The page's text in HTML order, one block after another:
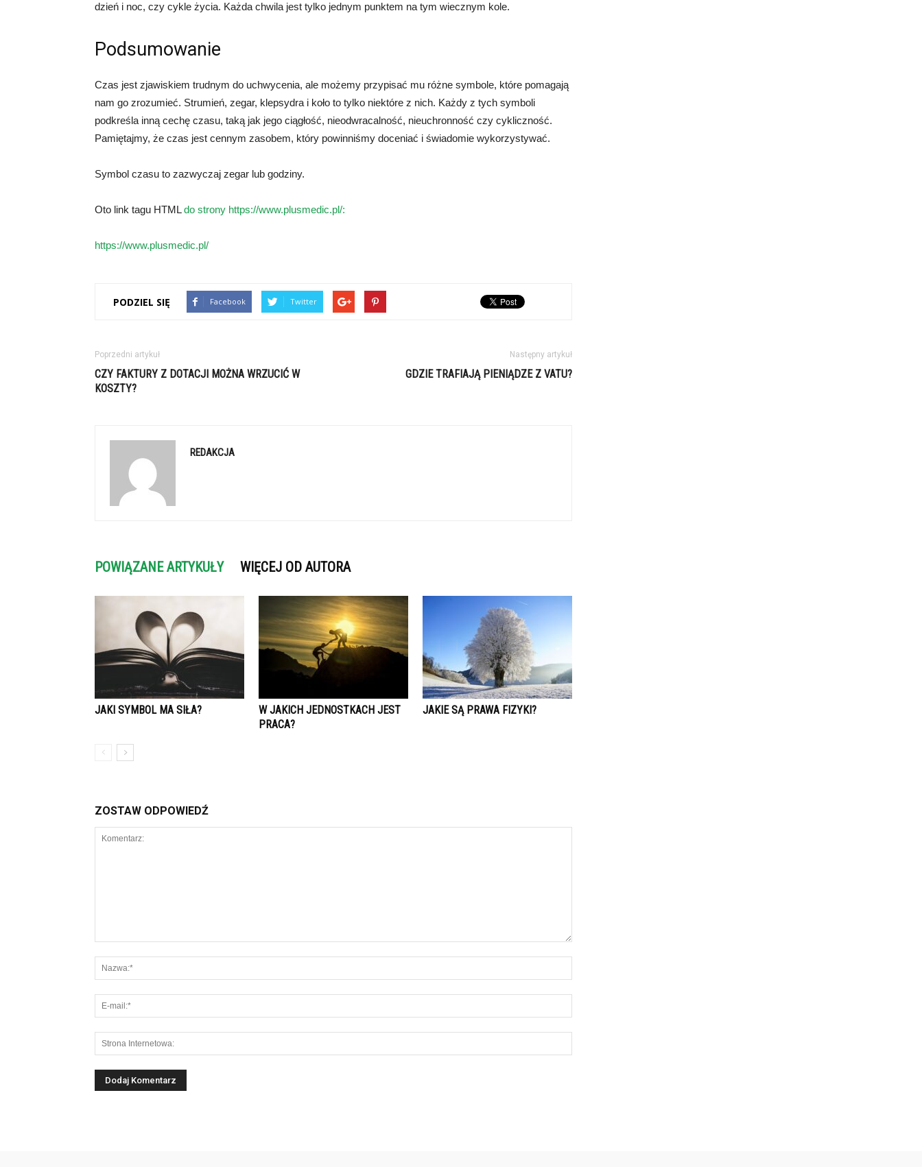
dzień i noc, czy cykle życia. Każda chwila jest tylko jednym punktem na tym wiecznym kole.
Podsumowanie
Czas jest zjawiskiem trudnym do uchwycenia, ale możemy przypisać mu różne symbole, które pomagają
nam go zrozumieć. Strumień, zegar, klepsydra i koło to tylko niektóre z nich. Każdy z tych symboli
podkreśla inną cechę czasu, taką jak jego ciągłość, nieodwracalność, nieuchronność czy cykliczność.
Pamiętajmy, że czas jest cennym zasobem, który powinniśmy doceniać i świadomie wykorzystywać.
Symbol czasu to zazwyczaj zegar lub godziny.
Oto link tagu HTMLdo strony https://www.plusmedic.pl/:
https://www.plusmedic.pl/
PODZIEL SIĘ Facebook Twitter
Poprzedni artykuł
CZY FAKTURY Z DOTACJI MOŻNA WRZUCIĆ W
KOSZTY?
Następny artykuł
GDZIE TRAFIAJĄ PIENIĄDZE Z VATU?
REDAKCJA
POWIĄZANE ARTYKUŁY WIĘCEJ OD AUTORA
JAKI SYMBOL MA SIŁA?
W JAKICH JEDNOSTKACH JEST
PRACA?
JAKIE SĄ PRAWA FIZYKI?
ZOSTAW ODPOWIEDŹ